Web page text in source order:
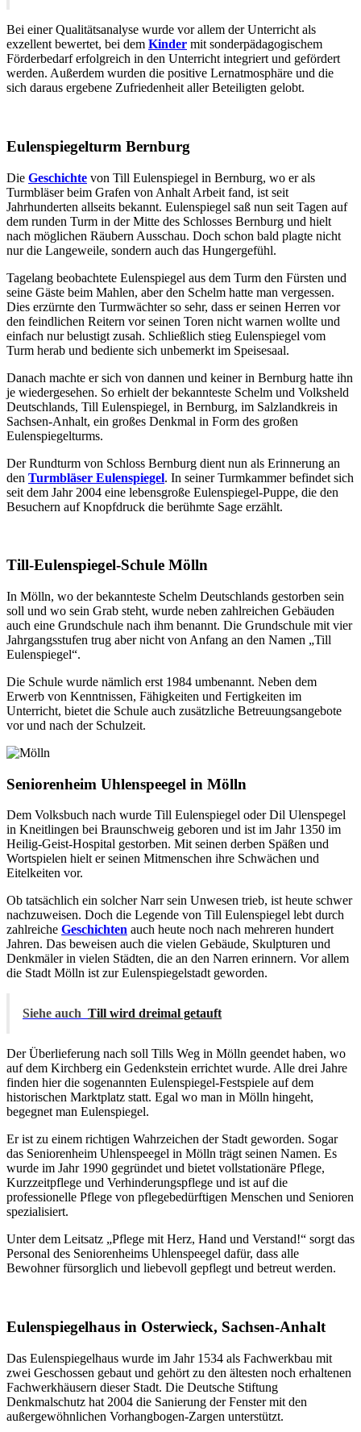
Bei einer Qualitätsanalyse wurde vor allem der Unterricht als
exzellent bewertet, bei dem Kinder mit sonderpädagogischem
Förderbedarf erfolgreich in den Unterricht integriert und gefördert
werden. Außerdem wurden die positive Lernatmosphäre und die
sich daraus ergebene Zufriedenheit aller Beteiligten gelobt.
Eulenspiegelturm Bernburg
Die Geschichte von Till Eulenspiegel in Bernburg, wo er als
Turmbläser beim Grafen von Anhalt Arbeit fand, ist seit
Jahrhunderten allseits bekannt. Eulenspiegel saß nun seit Tagen auf
dem runden Turm in der Mitte des Schlosses Bernburg und hielt
nach möglichen Räubern Ausschau. Doch schon bald plagte nicht
nur die Langeweile, sondern auch das Hungergefühl.
Tagelang beobachtete Eulenspiegel aus dem Turm den Fürsten und
seine Gäste beim Mahlen, aber den Schelm hatte man vergessen.
Dies erzürnte den Turmwächter so sehr, dass er seinen Herren vor
den feindlichen Reitern vor seinen Toren nicht warnen wollte und
einfach nur belustigt zusah. Schließlich stieg Eulenspiegel vom
Turm herab und bediente sich unbemerkt im Speisesaal.
Danach machte er sich von dannen und keiner in Bernburg hatte ihn
je wiedergesehen. So erhielt der bekannteste Schelm und Volksheld
Deutschlands, Till Eulenspiegel, in Bernburg, im Salzlandkreis in
Sachsen-Anhalt, ein großes Denkmal in Form des großen
Eulenspiegelturms.
Der Rundturm von Schloss Bernburg dient nun als Erinnerung an
den Turmbläser Eulenspiegel. In seiner Turmkammer befindet sich
seit dem Jahr 2004 eine lebensgroße Eulenspiegel-Puppe, die den
Besuchern auf Knopfdruck die berühmte Sage erzählt.
Till-Eulenspiegel-Schule Mölln
In Mölln, wo der bekannteste Schelm Deutschlands gestorben sein
soll und wo sein Grab steht, wurde neben zahlreichen Gebäuden
auch eine Grundschule nach ihm benannt. Die Grundschule mit vier
Jahrgangsstufen trug aber nicht von Anfang an den Namen „Till
Eulenspiegel“.
Die Schule wurde nämlich erst 1984 umbenannt. Neben dem
Erwerb von Kenntnissen, Fähigkeiten und Fertigkeiten im
Unterricht, bietet die Schule auch zusätzliche Betreuungsangebote
vor und nach der Schulzeit.
Seniorenheim Uhlenspeegel in Mölln
Dem Volksbuch nach wurde Till Eulenspiegel oder Dil Ulenspegel
in Kneitlingen bei Braunschweig geboren und ist im Jahr 1350 im
Heilig-Geist-Hospital gestorben. Mit seinen derben Späßen und
Wortspielen hielt er seinen Mitmenschen ihre Schwächen und
Eitelkeiten vor.
Ob tatsächlich ein solcher Narr sein Unwesen trieb, ist heute schwer
nachzuweisen. Doch die Legende von Till Eulenspiegel lebt durch
zahlreiche Geschichten auch heute noch nach mehreren hundert
Jahren. Das beweisen auch die vielen Gebäude, Skulpturen und
Denkmäler in vielen Städten, die an den Narren erinnern. Vor allem
die Stadt Mölln ist zur Eulenspiegelstadt geworden.
Siehe auch Till wird dreimal getauft
Der Überlieferung nach soll Tills Weg in Mölln geendet haben, wo
auf dem Kirchberg ein Gedenkstein errichtet wurde. Alle drei Jahre
finden hier die sogenannten Eulenspiegel-Festspiele auf dem
historischen Marktplatz statt. Egal wo man in Mölln hingeht,
begegnet man Eulenspiegel.
Er ist zu einem richtigen Wahrzeichen der Stadt geworden. Sogar
das Seniorenheim Uhlenspeegel in Mölln trägt seinen Namen. Es
wurde im Jahr 1990 gegründet und bietet vollstationäre Pflege,
Kurzzeitpflege und Verhinderungspflege und ist auf die
professionelle Pflege von pflegebedürftigen Menschen und Senioren
spezialisiert.
Unter dem Leitsatz „Pflege mit Herz, Hand und Verstand!“ sorgt das
Personal des Seniorenheims Uhlenspeegel dafür, dass alle
Bewohner fürsorglich und liebevoll gepflegt und betreut werden.
Eulenspiegelhaus in Osterwieck, Sachsen-Anhalt
Das Eulenspiegelhaus wurde im Jahr 1534 als Fachwerkbau mit
zwei Geschossen gebaut und gehört zu den ältesten noch erhaltenen
Fachwerkhäusern dieser Stadt. Die Deutsche Stiftung
Denkmalschutz hat 2004 die Sanierung der Fenster mit den
außergewöhnlichen Vorhangbogen-Zargen unterstützt.